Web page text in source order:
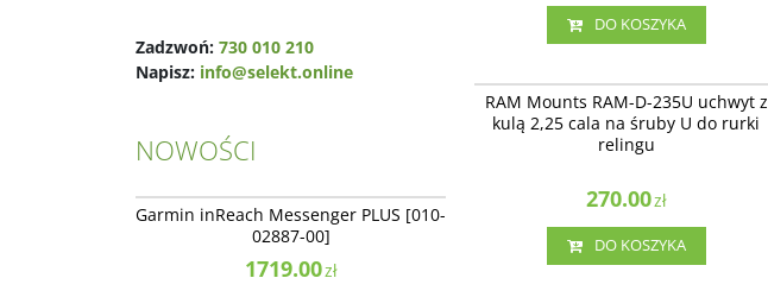
DO KOSZYKA
RAM Mounts RAM-D-235U uchwyt z kulą 2,25
cala na śruby U do rurki relingu
RAM Mounts RAM-D-235U uchwyt z
kulą 2,25 cala na śruby U do rurki
relingu
270.00zł
DO KOSZYKA
Zadzwoń: 730 010 210
Napisz: info@selekt.online
NOWOŚCI
NOWOŚĆ
Garmin inReach Messenger PLUS [010-
02887-00]
1719.00zł